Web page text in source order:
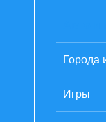
Города
Игры